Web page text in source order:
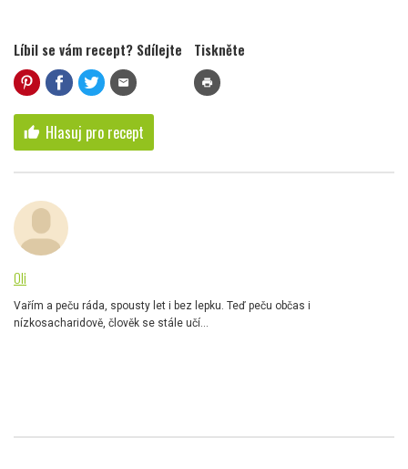
Líbil se vám recept? Sdílejte
mail
Tiskněte
print
thumb_up Hlasuj pro recept
Oli
Vařím a peču ráda, spousty let i bez lepku. Teď peču občas i
nízkosacharidově, člověk se stále učí...